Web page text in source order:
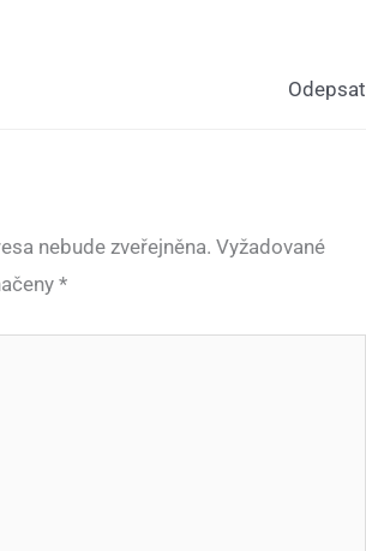
Odepsat
nebude zveřejněna. Vyžadované
*